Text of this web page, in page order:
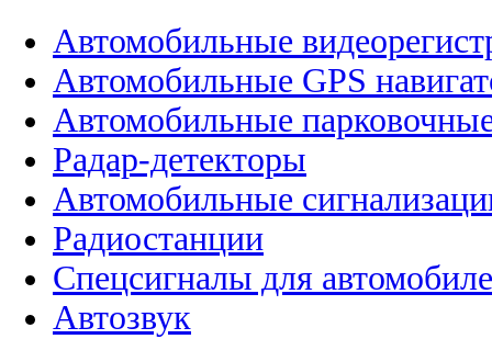
Автомобильные
Автомобильные GPS
Автомобильные
Радар-детекторы
Автомобильные
Радиостанции
Спецсигналы для
Автозвук